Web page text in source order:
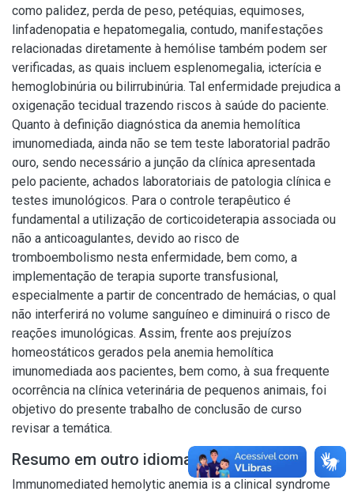
como palidez, perda de peso, petéquias, equimoses,
linfadenopatia e hepatomegalia, contudo, manifestações
relacionadas diretamente à hemólise também podem ser
verificadas, as quais incluem esplenomegalia, icterícia e
hemoglobinúria ou bilirrubinúria. Tal enfermidade prejudica a
oxigenação tecidual trazendo riscos à saúde do paciente.
Quanto à definição diagnóstica da anemia hemolítica
imunomediada, ainda não se tem teste laboratorial padrão
ouro, sendo necessário a junção da clínica apresentada
pelo paciente, achados laboratoriais de patologia clínica e
testes imunológicos. Para o controle terapêutico é
fundamental a utilização de corticoideterapia associada ou
não a anticoagulantes, devido ao risco de
tromboembolismo nesta enfermidade, bem como, a
implementação de terapia suporte transfusional,
especialmente a partir de concentrado de hemácias, o qual
não interferirá no volume sanguíneo e diminuirá o risco de
reações imunológicas. Assim, frente aos prejuízos
homeostáticos gerados pela anemia hemolítica
imunomediada aos pacientes, bem como, à sua frequente
ocorrência na clínica veterinária de pequenos animais, foi
objetivo do presente trabalho de conclusão de curso
revisar a temática.
Resumo em outro idioma
Immunomediated hemolytic anemia is a clinical syndrome